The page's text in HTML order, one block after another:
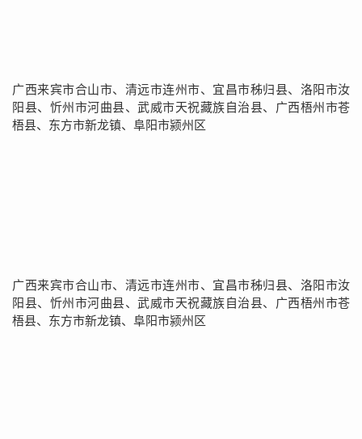
广西来宾市合山市、清远市连州市、宜昌市秭归县、洛阳市汝
阳县、忻州市河曲县、武威市天祝藏族自治县、广西梧州市苍
梧县、东方市新龙镇、阜阳市颍州区
广西来宾市合山市、清远市连州市、宜昌市秭归县、洛阳市汝
阳县、忻州市河曲县、武威市天祝藏族自治县、广西梧州市苍
梧县、东方市新龙镇、阜阳市颍州区